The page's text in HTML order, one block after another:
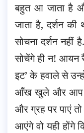
बहुत आ जाता है
जाता है, दर्शन की
सोचना दर्शन
सोचेंगे ही न! आयन
इट’ के हवाले से
आँख खुले और आप
और ग्रह पर पाएं
आएंगे वो यही